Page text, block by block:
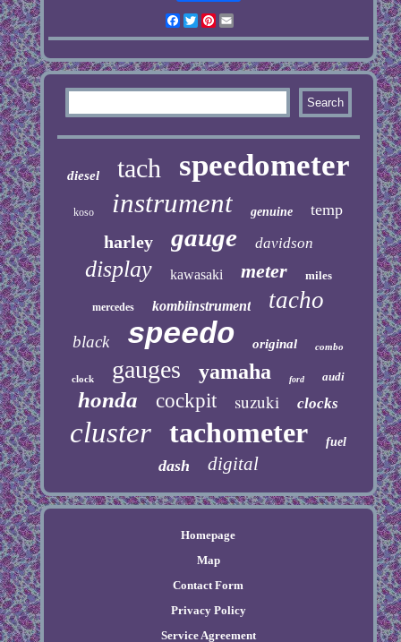
Facebook
TwitterPinterest
diesel tach speedometer
koso instrument genuine temp
harley gauge davidson
display kawasaki meter miles
mercedes kombiinstrument tacho
black speedo original combo
clock gauges yamaha ford audi
honda cockpit suzuki clocks
cluster tachometer fuel
dash digital
Homepage
Map
Contact Form
Privacy Policy
Service Agreement